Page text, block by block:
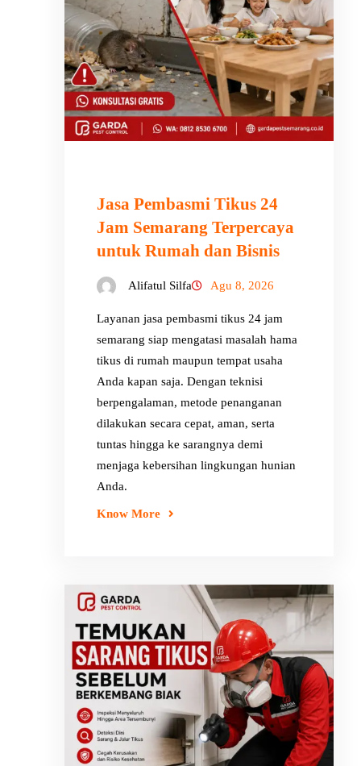
Jasa Pembasmi Tikus 24
Jam Semarang Terpercaya
untuk Rumah dan Bisnis
Alifatul Silfa Agu 8, 2026
Layanan jasa pembasmi tikus 24 jam
semarang siap mengatasi masalah hama
tikus di rumah maupun tempat usaha
Anda kapan saja. Dengan teknisi
berpengalaman, metode penanganan
dilakukan secara cepat, aman, serta
tuntas hingga ke sarangnya demi
menjaga kebersihan lingkungan hunian
Anda.
Know More